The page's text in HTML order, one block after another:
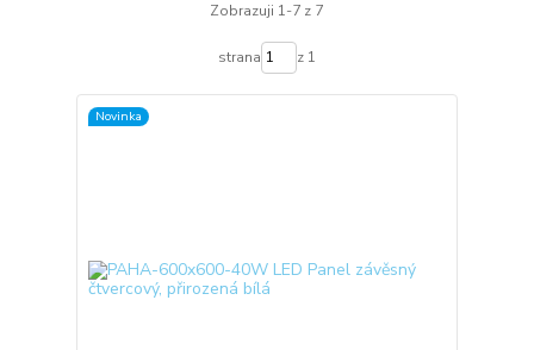
Zobrazuji 1-7 z 7
strana z 1
Novinka